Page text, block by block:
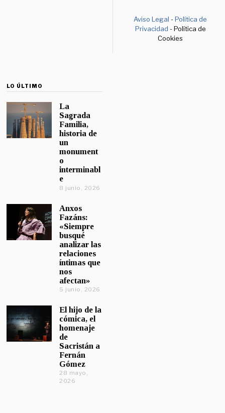
Aviso Legal -Política de
Privacidad - Política de
Cookies
LO ÚLTIMO
La
Sagrada
Familia,
historia de
un
monument
o
interminabl
e
8 junio, 2026
Anxos
Fazáns:
«Siempre
busqué
analizar las
relaciones
íntimas que
nos
afectan»
5 junio, 2026
El hijo de la
cómica, el
homenaje
de
Sacristán a
Fernán
Gómez
28 mayo,
2026